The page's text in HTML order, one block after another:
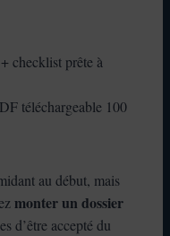
checklist prête à
téléchargeable 100
au début, mais
monter un dossier
d’être accepté du